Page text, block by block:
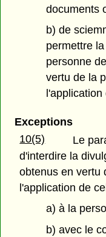
documents
b) de
permettre
personne
vertu de la
Exceptions
10(5)
Le
d'interdire la
obtenus en vertu
l'application de
a) à la
b) avec le